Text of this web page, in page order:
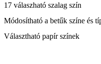
17 válaszható szalag szín
Módosítható a betűk színe és
Választható papír színek